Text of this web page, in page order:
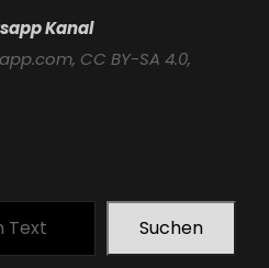
Kanal
, CC BY-SA 4.0,
Suchen